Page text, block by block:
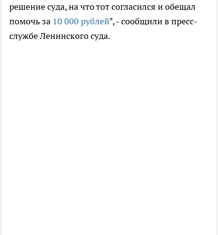
решение суда, на что тот согласился и обещал
помочь за 10 000 рублей", - сообщили в пресс-
службе Ленинского суда.